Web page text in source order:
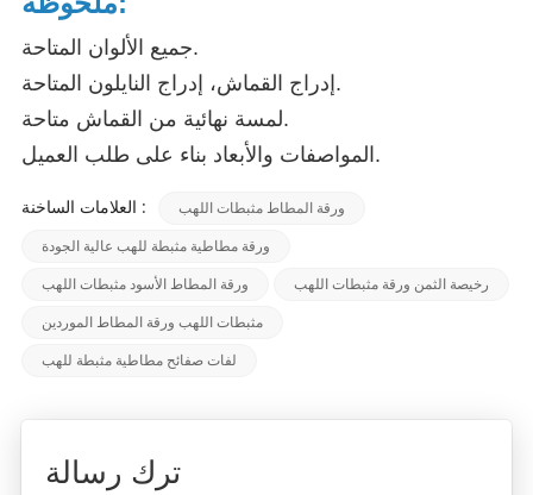
جميع الألوان المتاحة.
إدراج القماش، إدراج النايلون المتاحة.
لمسة نهائية من القماش متاحة.
المواصفات والأبعاد بناء على طلب العميل.
العلامات الساخنة : ورقة المطاط مثبطات اللهب
ورقة مطاطية مثبطة للهب عالية الجودة
ورقة المطاط الأسود مثبطات اللهب رخيصة الثمن ورقة مثبطات اللهب
مثبطات اللهب ورقة المطاط الموردين
لفات صفائح مطاطية مثبطة للهب
ترك رسالة